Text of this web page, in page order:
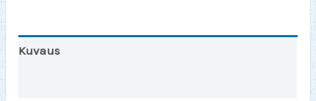
Kuvaus